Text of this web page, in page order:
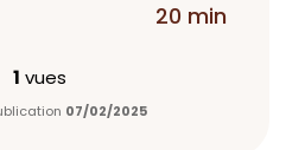
20 min
1 vues
07/02/2025